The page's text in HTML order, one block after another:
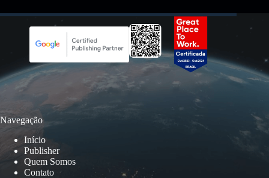
Navegação
Início
Publisher
Quem Somos
Contato